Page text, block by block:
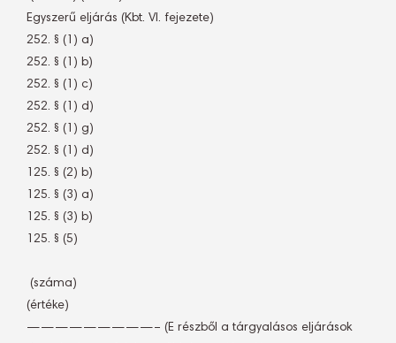
Egyszerű eljárás (Kbt. VI. fejezete)
252. § (1) a)
252. § (1) b)
252. § (1) c)
252. § (1) d)
252. § (1) g)
252. § (1) d)
125. § (2) b)
125. § (3) a)
125. § (3) b)
125. § (5)
 (száma)
(értéke)
—————————– (E részből a tárgyalásos eljárások